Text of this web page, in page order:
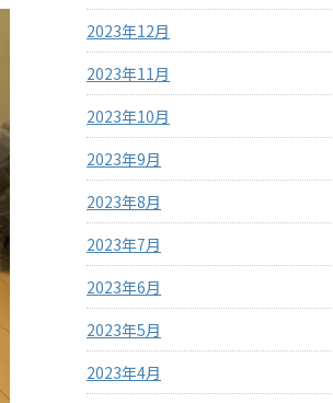
2023年12月
2023年11月
2023年10月
2023年9月
2023年8月
2023年7月
2023年6月
2023年5月
2023年4月